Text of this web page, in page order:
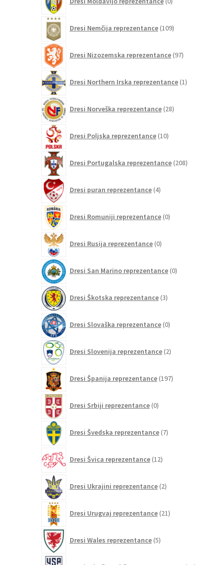
izdelkov
Dresi Nemčija reprezentance 109izdelkov
Dresi Nizozemska reprezentance 97izdelkov
Dresi Northern Irska reprezentance 1izdelek
Dresi Norveška reprezentance 28izdelkov
Dresi Poljska reprezentance 10izdelkov
Dresi Portugalska reprezentance 208izdelkov
Dresi puran reprezentance 4izdelki
Dresi Romuniji reprezentance 0izdelkov
Dresi Rusija reprezentance 0izdelkov
Dresi San Marino reprezentance 0izdelkov
Dresi Škotska reprezentance 3izdelki
Dresi Slovaška reprezentance 0izdelkov
Dresi Slovenija reprezentance 2izdelka
Dresi Španija reprezentance 197izdelkov
Dresi Srbiji reprezentance 0izdelkov
Dresi Švedska reprezentance 7izdelkov
Dresi Švica reprezentance 12izdelkov
Dresi Ukrajini reprezentance 2izdelka
Dresi Urugvaj reprezentance 21izdelkov
Dresi Wales reprezentance 5izdelkov